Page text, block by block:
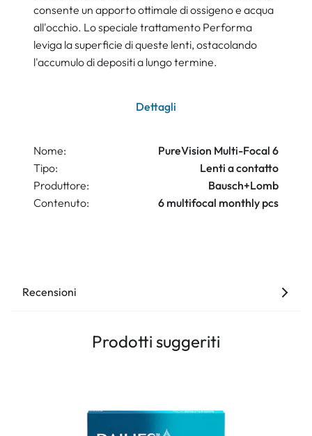
consente un apporto ottimale di ossigeno e acqua
all'occhio. Lo speciale trattamento Performa
leviga la superficie di queste lenti, ostacolando
l'accumulo di depositi a lungo termine.
Dettagli
Nome:
PureVision Multi-Focal 6
Tipo:
Lenti a contatto
Produttore:
Bausch+Lomb
Contenuto:
6 multifocal monthly pcs
Recensioni
Prodotti suggeriti